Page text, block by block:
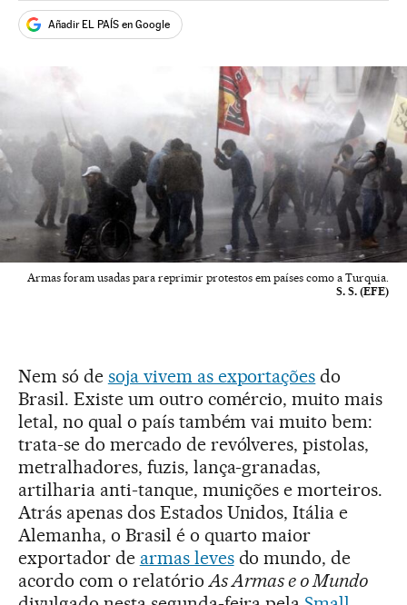
Añadir EL PAÍS en Google
Armas foram usadas para reprimir protestos em países como a Turquia.
S. S. (EFE)
Nem só de soja vivem as exportações do
Brasil. Existe um outro comércio, muito mais
letal, no qual o país também vai muito bem:
trata-se do mercado de revólveres, pistolas,
metralhadores, fuzis, lança-granadas,
artilharia anti-tanque, munições e morteiros.
Atrás apenas dos Estados Unidos, Itália e
Alemanha, o Brasil é o quarto maior
exportador de armas levesdo mundo, de
acordo com o relatórioAs Armas e o Mundo